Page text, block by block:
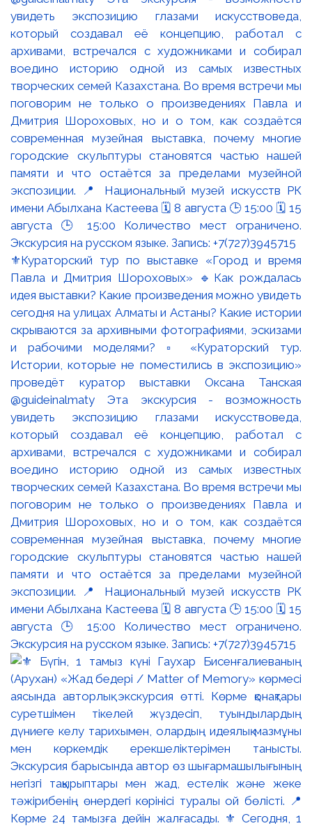
⚜️Кураторский тур по выставке «Город и время
Павла и Дмитрия Шороховых» 🔹Как рождалась
идея выставки? Какие произведения можно увидеть
сегодня на улицах Алматы и Астаны? Какие истории
скрываются за архивными фотографиями, эскизами
и рабочими моделями? ▫️ «Кураторский тур.
Истории, которые не поместились в экспозицию»
проведёт куратор выставки Оксана Танская
@guideinalmaty Эта экскурсия - возможность
увидеть экспозицию глазами искусствоведа,
который создавал её концепцию, работал с
архивами, встречался с художниками и собирал
воедино историю одной из самых известных
творческих семей Казахстана. Во время встречи мы
поговорим не только о произведениях Павла и
Дмитрия Шороховых, но и о том, как создаётся
современная музейная выставка, почему многие
городские скульптуры становятся частью нашей
памяти и что остаётся за пределами музейной
экспозиции. 📍 Национальный музей искусств РК
имени Абылхана Кастеева 🗓 8 августа 🕒 15:00 🗓 15
августа 🕒 15:00 Количество мест ограничено.
Экскурсия на русском языке. Запись: +7(727)3945715